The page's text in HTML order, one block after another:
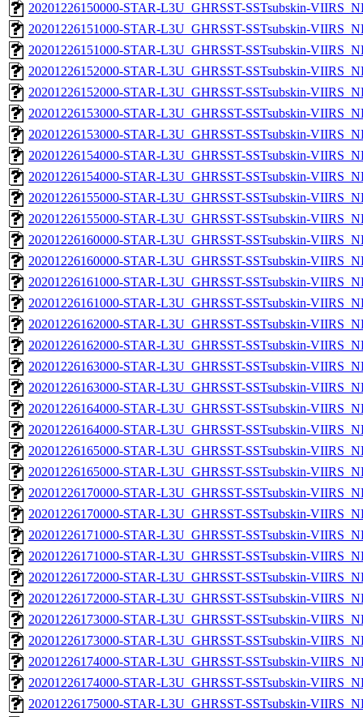
20201226150000-STAR-L3U_GHRSST-SSTsubskin-
20201226151000-STAR-L3U_GHRSST-SSTsubskin-
20201226151000-STAR-L3U_GHRSST-SSTsubskin-
20201226152000-STAR-L3U_GHRSST-SSTsubskin-
20201226152000-STAR-L3U_GHRSST-SSTsubskin-
20201226153000-STAR-L3U_GHRSST-SSTsubskin-
20201226153000-STAR-L3U_GHRSST-SSTsubskin-
20201226154000-STAR-L3U_GHRSST-SSTsubskin-
20201226154000-STAR-L3U_GHRSST-SSTsubskin-
20201226155000-STAR-L3U_GHRSST-SSTsubskin-
20201226155000-STAR-L3U_GHRSST-SSTsubskin-
20201226160000-STAR-L3U_GHRSST-SSTsubskin-
20201226160000-STAR-L3U_GHRSST-SSTsubskin-
20201226161000-STAR-L3U_GHRSST-SSTsubskin-
20201226161000-STAR-L3U_GHRSST-SSTsubskin-
20201226162000-STAR-L3U_GHRSST-SSTsubskin-
20201226162000-STAR-L3U_GHRSST-SSTsubskin-
20201226163000-STAR-L3U_GHRSST-SSTsubskin-
20201226163000-STAR-L3U_GHRSST-SSTsubskin-
20201226164000-STAR-L3U_GHRSST-SSTsubskin-
20201226164000-STAR-L3U_GHRSST-SSTsubskin-
20201226165000-STAR-L3U_GHRSST-SSTsubskin-
20201226165000-STAR-L3U_GHRSST-SSTsubskin-
20201226170000-STAR-L3U_GHRSST-SSTsubskin-
20201226170000-STAR-L3U_GHRSST-SSTsubskin-
20201226171000-STAR-L3U_GHRSST-SSTsubskin-
20201226171000-STAR-L3U_GHRSST-SSTsubskin-
20201226172000-STAR-L3U_GHRSST-SSTsubskin-
20201226172000-STAR-L3U_GHRSST-SSTsubskin-
20201226173000-STAR-L3U_GHRSST-SSTsubskin-
20201226173000-STAR-L3U_GHRSST-SSTsubskin-
20201226174000-STAR-L3U_GHRSST-SSTsubskin-
20201226174000-STAR-L3U_GHRSST-SSTsubskin-
20201226175000-STAR-L3U_GHRSST-SSTsubskin-